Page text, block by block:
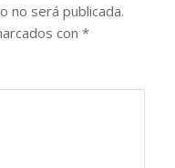
no será publicada.
con *